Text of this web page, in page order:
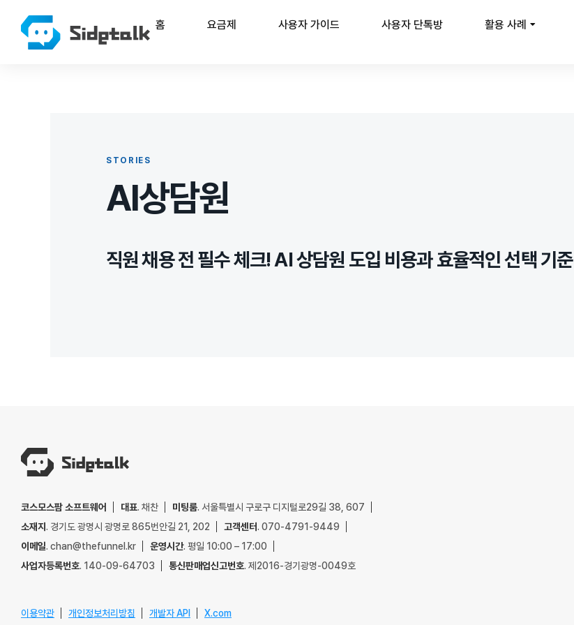
홈 요금제 사용자 가이드 사용자 단톡방 활용 사례
STORIES
AI상담원
직원 채용 전 필수 체크! AI 상담원 도입 비용과 효율적인 선택 기준
코스모스팜 소프트웨어 대표. 채찬 미팅룸. 서울특별시 구로구 디지털로29길 38, 607
소재지. 경기도 광명시 광명로 865번안길 21, 202 고객센터. 070-4791-9449
이메일. chan@thefunnel.kr 운영시간. 평일 10:00 – 17:00
사업자등록번호. 140-09-64703 통신판매업신고번호. 제2016-경기광명-0049호
이용약관 개인정보처리방침 개발자 API X.com